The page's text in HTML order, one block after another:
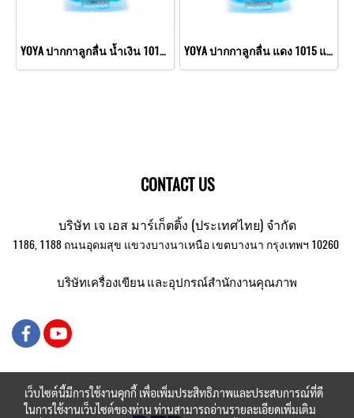
YOYA ปากกาลูกลื่น น้ำเงิน 1015 แพ็ค 50 YOYA ปากกาลูกลื่น แดง 1015 แพ็ค 50
CONTACT US
บริษัท เจ เอส มาร์เก็ตติ้ง (ประเทศไทย) จำกัด
1186, 1188 ถนนอุดมสุข แขวงบางนาเหนือ เขตบางนา กรุงเทพฯ 10260
บริษัทเครื่องเขียน และอุปกรณ์สำนักงานคุณภาพ
เว็บไซต์นี้มีการใช้งานคุกกี้ เพื่อเพิ่มประสิทธิภาพและประสบการณ์ที่ดี
ในการใช้งานเว็บไซต์ของท่าน ท่านสามารถอ่านรายละเอียดเพิ่มเติม